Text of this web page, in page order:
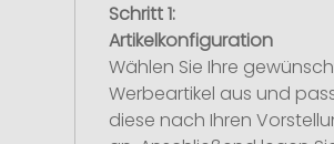
Schritt 1:
Artikelkonfiguration
Wählen Sie Ihre
Werbeartikel aus und
diese nach Ihren